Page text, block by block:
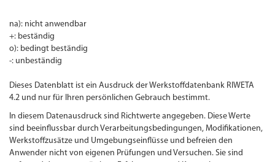
na): nicht anwendbar
+: beständig
o): bedingt beständig
-: unbeständig
Dieses Datenblatt ist ein Ausdruck der Werkstoffdatenbank RIWETA
4.2 und nur für Ihren persönlichen Gebrauch bestimmt.
In diesem Datenausdruck sind Richtwerte angegeben. Diese Werte
sind beeinflussbar durch Verarbeitungsbedingungen, Modifikationen,
Werkstoffzusätze und Umgebungseinflüsse und befreien den
Anwender nicht von eigenen Prüfungen und Versuchen. Sie sind